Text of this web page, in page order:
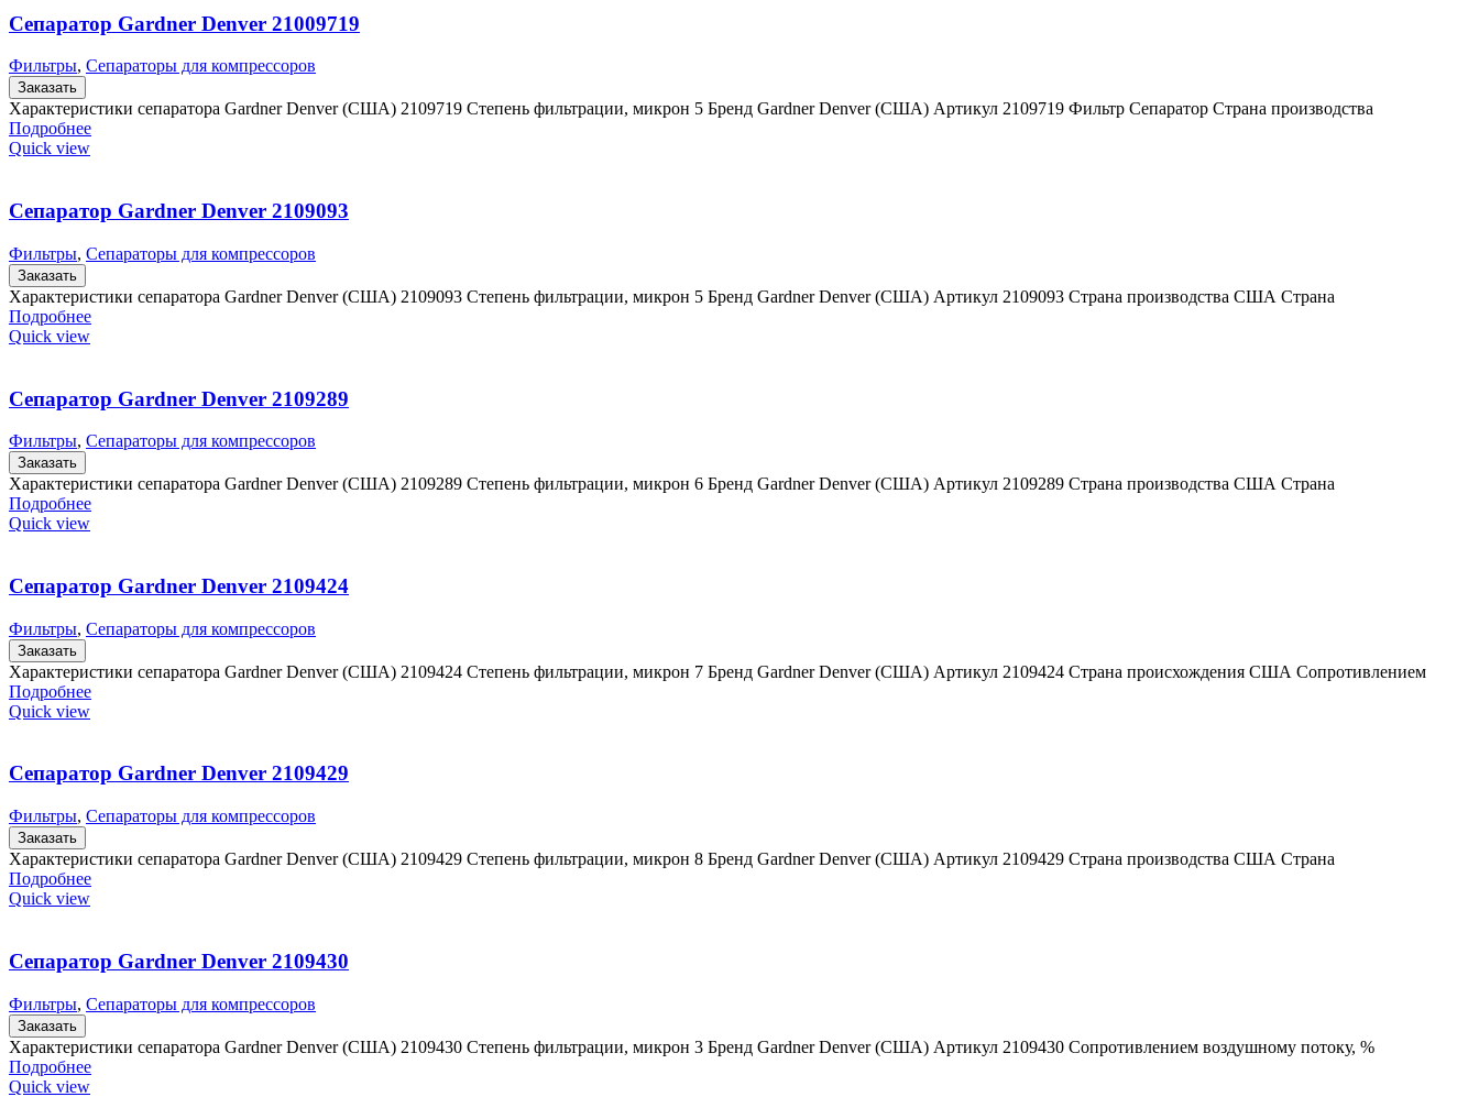
Сепаратор Gardner Denver 21009719
Фильтры, Сепараторы для компрессоров
Заказать
Характеристики сепаратора Gardner Denver (США) 2109719 Степень фильтрации, микрон 5 Бренд Gardner Denver (США) Артикул 2109719 Фильтр Сепаратор Страна производства
Подробнее
Quick view
Сепаратор Gardner Denver 2109093
Фильтры, Сепараторы для компрессоров
Заказать
Характеристики сепаратора Gardner Denver (США) 2109093 Степень фильтрации, микрон 5 Бренд Gardner Denver (США) Артикул 2109093 Страна производства США Страна
Подробнее
Quick view
Сепаратор Gardner Denver 2109289
Фильтры, Сепараторы для компрессоров
Заказать
Характеристики сепаратора Gardner Denver (США) 2109289 Степень фильтрации, микрон 6 Бренд Gardner Denver (США) Артикул 2109289 Страна производства США Страна
Подробнее
Quick view
Сепаратор Gardner Denver 2109424
Фильтры, Сепараторы для компрессоров
Заказать
Характеристики сепаратора Gardner Denver (США) 2109424 Степень фильтрации, микрон 7 Бренд Gardner Denver (США) Артикул 2109424 Страна происхождения США Сопротивлением
Подробнее
Quick view
Сепаратор Gardner Denver 2109429
Фильтры, Сепараторы для компрессоров
Заказать
Характеристики сепаратора Gardner Denver (США) 2109429 Степень фильтрации, микрон 8 Бренд Gardner Denver (США) Артикул 2109429 Страна производства США Страна
Подробнее
Quick view
Сепаратор Gardner Denver 2109430
Фильтры, Сепараторы для компрессоров
Заказать
Характеристики сепаратора Gardner Denver (США) 2109430 Степень фильтрации, микрон 3 Бренд Gardner Denver (США) Артикул 2109430 Сопротивлением воздушному потоку, %
Подробнее
Quick view